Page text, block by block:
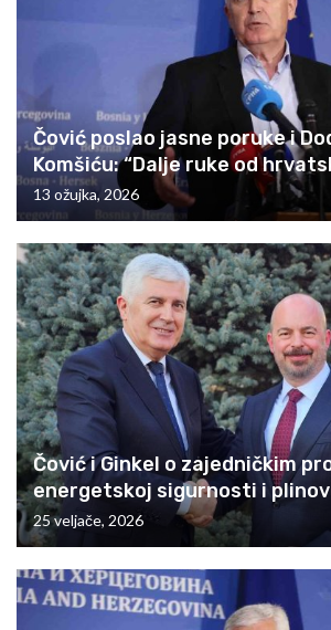
Čović poslao jasne poruke i
Komšiću: “Dalje ruke od
13 ožujka, 2026
Čović i Ginkel o zajedničkim
energetskoj sigurnosti i
25 veljače, 2026